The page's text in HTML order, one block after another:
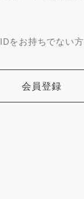
IDをお持ちでない方
会員登録